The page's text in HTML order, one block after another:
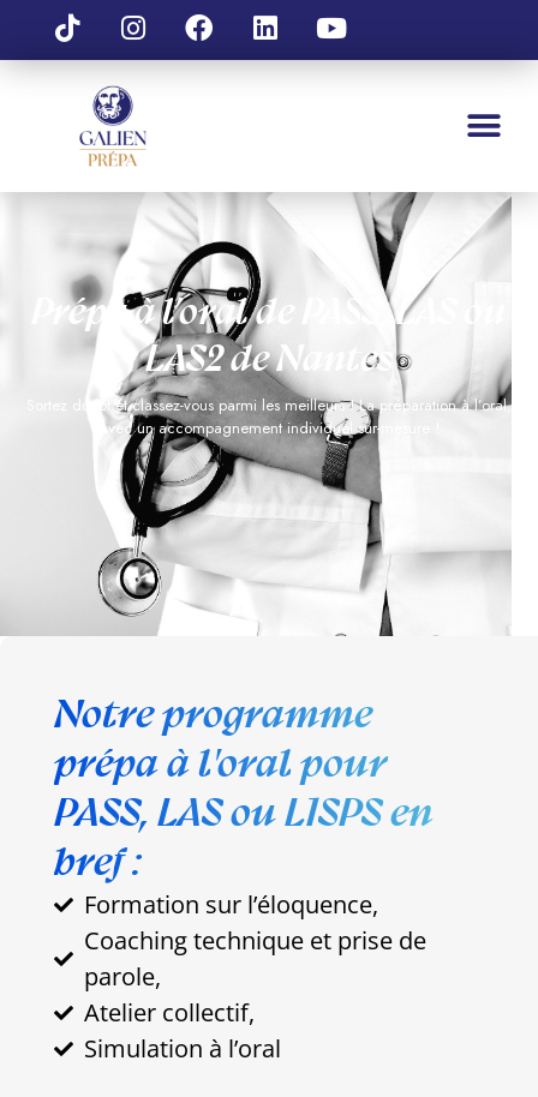
Prépa à l’oral de PASS, LAS ou
LAS2 de Nantes
Sortez du lot et classez-vous parmi les meilleurs ! Lapréparationà l’oral,
avec un accompagnement individuelsur-mesure
Notre programme
prépa à l'oral pour
PASS, LAS ou L1SPS en
bref :
Formation sur l’éloquence,
Coaching technique et prise de
parole,
Atelier collectif,
Simulation à l’oral